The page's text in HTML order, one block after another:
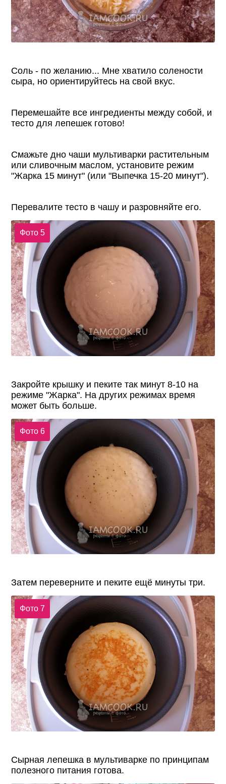
Соль - по желанию... Мне хватило солености
сыра, но ориентируйтесь на свой вкус.
Перемешайте все ингредиенты между собой, и
тесто для лепешек готово!
Смажьте дно чаши мультиварки растительным
или сливочным маслом, установите режим
"Жарка 15 минут" (или "Выпечка 15-20 минут").
Перевалите тесто в чашу и разровняйте его.
Фото 5
Закройте крышку и пеките так минут 8-10 на
режиме "Жарка". На других режимах время
может быть больше.
Фото 6
Затем переверните и пеките ещё минуты три.
Фото 7
Сырная лепешка в мультиварке по принципам
полезного питания готова.